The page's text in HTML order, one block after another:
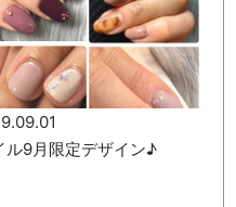
ル9月限定デザイン♪